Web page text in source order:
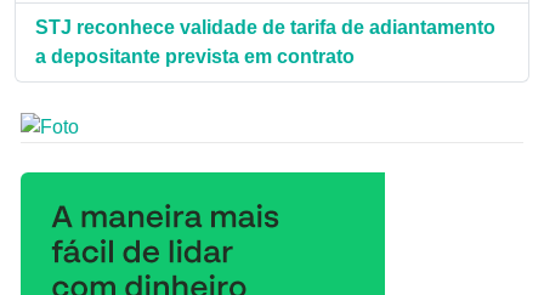
STJ reconhece validade de tarifa de adiantamento
a depositante prevista em contrato